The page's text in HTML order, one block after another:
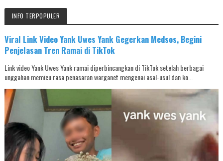
INFO TERPOPULER
Viral Link Video Yank Uwes Yank Gegerkan Medsos, Begini
Penjelasan Tren Ramai di TikTok
Link video Yank Uwes Yank ramai diperbincangkan di TikTok setelah berbagai
unggahan memicu rasa penasaran warganet mengenai asal-usul dan ko...